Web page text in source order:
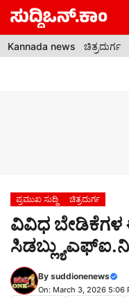
Skip
content
Kannada news ಚಿತ್ರದುರ್ಗ
ಪ್ರಮುಖ ಸುದ್ದಿ ಚಿತ್ರದುರ್ಗ
ವಿವಿಧ ಬೇಡಿಕೆಗಳ
By suddionenews
On: March 3, 2026 5:06